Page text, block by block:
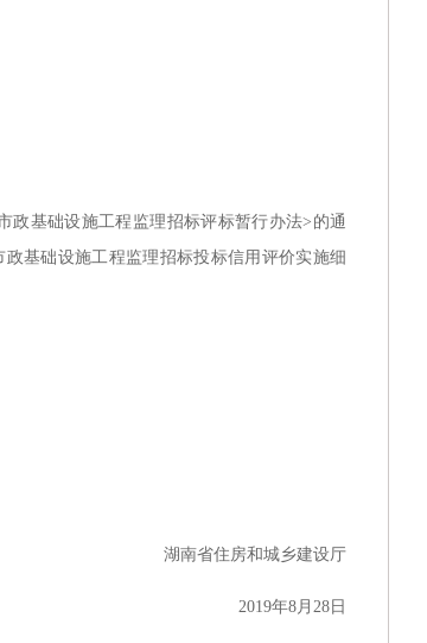
政基础设施工程监理招标评标暂行办法>的通
基础设施工程监理招标投标信用评价实施细
湖南省住房和城乡建设厅
2019年8月28日